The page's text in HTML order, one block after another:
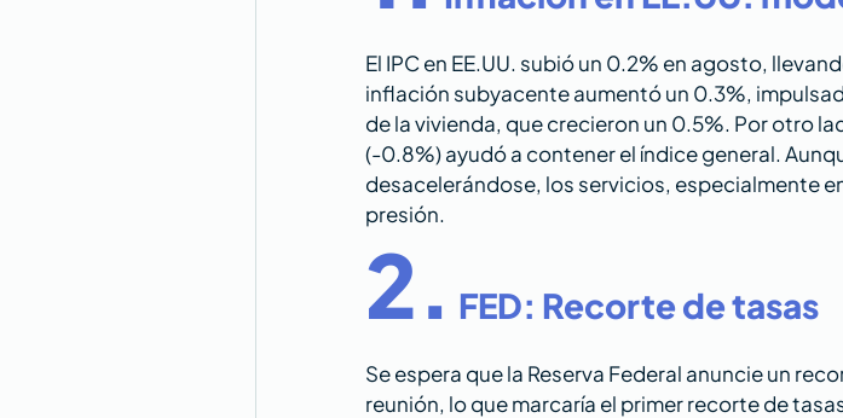
El IPC en EE.UU. subió un 0.2% en agosto,
inflación subyacente aumentó un 0.3%,
de la vivienda, que crecieron un 0.5%. Por otro
(-0.8%) ayudó a contener el índice general.
desacelerándose, los servicios, especialmente
presión.
2. FED: Recorte de tasas
Se espera que la Reserva Federal anuncie un
reunión, lo que marcaría el primer recorte de